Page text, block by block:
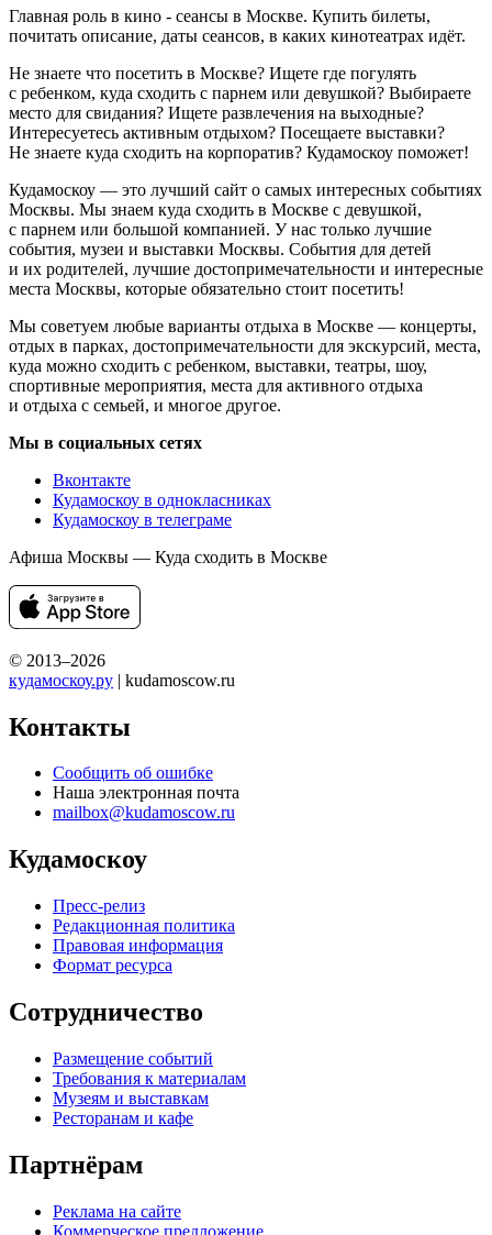
Главная роль в кино - сеансы в Москве. Купить билеты,
почитать описание, даты сеансов, в каких кинотеатрах идёт.
Не знаете что посетить в Москве? Ищете где погулять
с ребенком, куда сходить с парнем или девушкой? Выбираете
место для свидания? Ищете развлечения на выходные?
Интересуетесь активным отдыхом? Посещаете выставки?
Не знаете куда сходить на корпоратив? Кудамоскоу поможет!
Кудамоскоу — это лучший сайт о самых интересных событиях
Москвы. Мы знаем куда сходить в Москве с девушкой,
с парнем или большой компанией. У нас только лучшие
события, музеи и выставки Москвы. События для детей
и их родителей, лучшие достопримечательности и интересные
места Москвы, которые обязательно стоит посетить!
Мы советуем любые варианты отдыха в Москве — концерты,
отдых в парках, достопримечательности для экскурсий, места,
куда можно сходить с ребенком, выставки, театры, шоу,
спортивные мероприятия, места для активного отдыха
и отдыха с семьей, и многое другое.
Мы в социальных сетях
Вконтакте
Кудамоскоу в однокласниках
Кудамоскоу в телеграме
Афиша Москвы — Куда сходить в Москве
© 2013–2026
кудамоскоу.ру | kudamoscow.ru
Контакты
Сообщить об ошибке
Наша электронная почта
mailbox@kudamoscow.ru
Кудамоскоу
Пресс-релиз
Редакционная политика
Правовая информация
Формат ресурса
Сотрудничество
Размещение событий
Требования к материалам
Музеям и выставкам
Ресторанам и кафе
Партнёрам
Реклама на сайте
Коммерческое предложение